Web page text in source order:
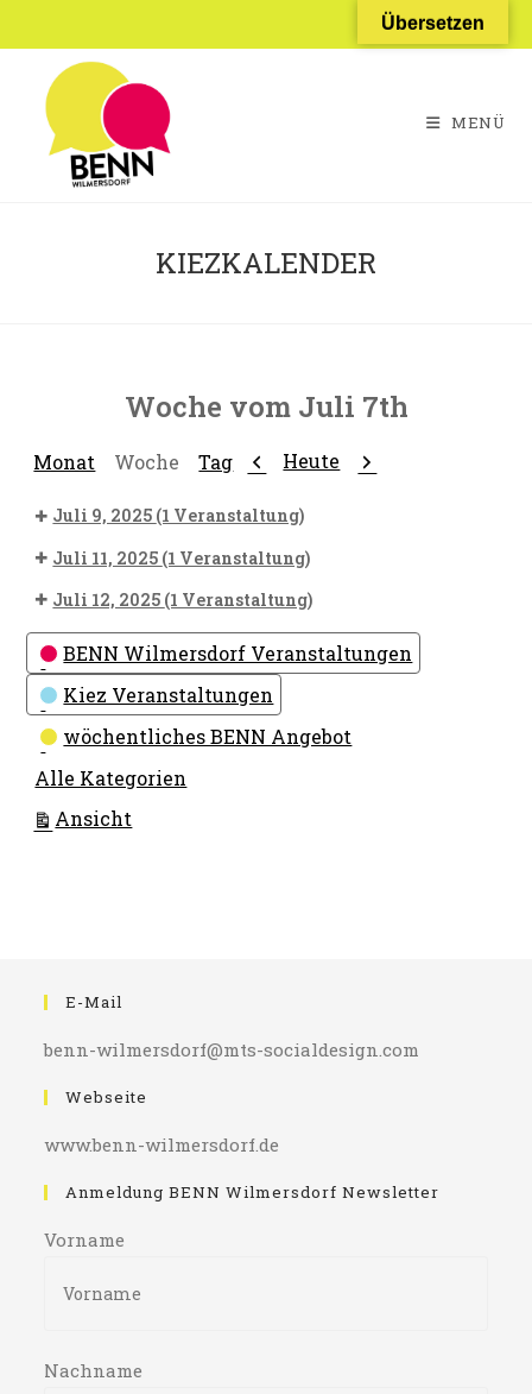
Inhalt
springen
MENÜ
KIEZKALENDER
Woche vom Juli 7th
Monat Woche Tag Zurück
Heute Weiter
Juli 9, 2025 (1 Veranstaltung)
Juli 11, 2025 (1 Veranstaltung)
Juli 12, 2025 (1 Veranstaltung)
Kategorien
BENN Wilmersdorf Veranstaltungen
Kiez Veranstaltungen
wöchentliches BENN Angebot
Alle Kategorien
Ansicht
E-Mail
benn-wilmersdorf@mts-socialdesign.com
Webseite
www.benn-wilmersdorf.de
Anmeldung BENN Wilmersdorf Newsletter
Vorname
Nachname
Übersetzen